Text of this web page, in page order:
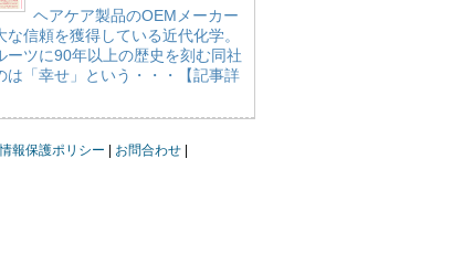
ヘアケア製品のOEMメーカー
な信頼を獲得している近代化学。
ーツに90年以上の歴史を刻む同社
は「幸せ」という・・・【記事詳
報保護ポリシー
お問合わせ